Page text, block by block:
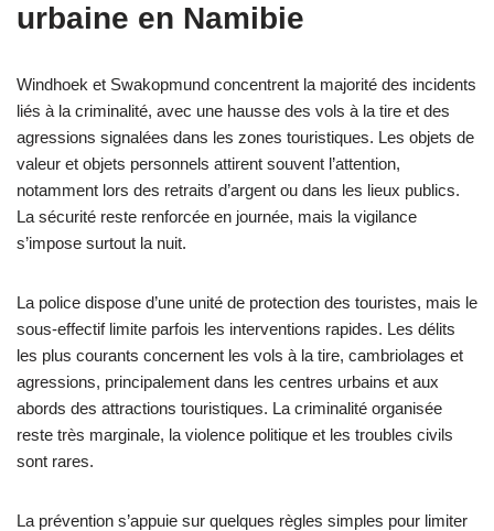
urbaine en Namibie
Windhoek et Swakopmund concentrent la majorité des incidents
liés à la criminalité, avec une hausse des vols à la tire et des
agressions signalées dans les zones touristiques. Les objets de
valeur et objets personnels attirent souvent l’attention,
notamment lors des retraits d’argent ou dans les lieux publics.
La sécurité reste renforcée en journée, mais la vigilance
s’impose surtout la nuit.
La police dispose d’une unité de protection des touristes, mais le
sous-effectif limite parfois les interventions rapides. Les délits
les plus courants concernent les vols à la tire, cambriolages et
agressions, principalement dans les centres urbains et aux
abords des attractions touristiques. La criminalité organisée
reste très marginale, la violence politique et les troubles civils
sont rares.
La prévention s’appuie sur quelques règles simples pour limiter